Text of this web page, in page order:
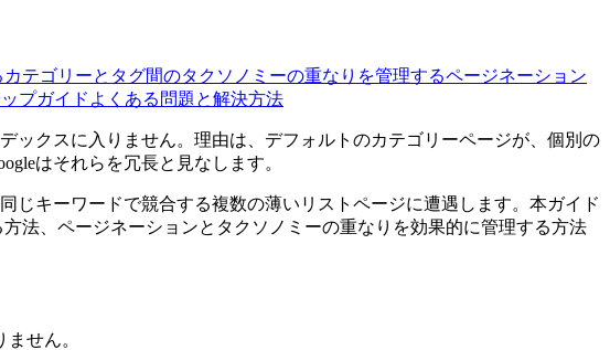
カテゴリーとタグ間のタクソノミーの重なりを管理するページネーション
プガイド よくある問題と解決方法
ックスに入りません。理由は、デフォルトのカテゴリーページが、個別の
はそれらを冗長と見なします。
じキーワードで競合する複数の薄いリストページに遭遇します。本ガイド
法、ページネーションとタクソノミーの重なりを効果的に管理する方法
せん。